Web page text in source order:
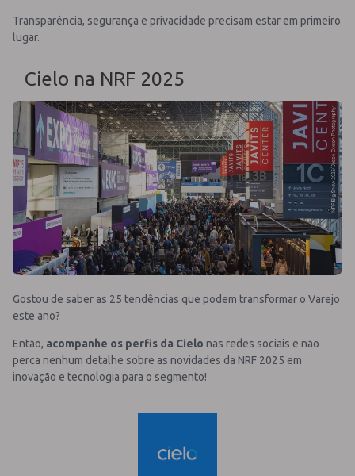
Transparência, segurança e privacidade precisam estar em primeiro
lugar.
Cielo na NRF 2025
Gostou de saber as 25 tendências que podem transformar o Varejo
este ano?
Então, acompanhe os perfis da Cielo nas redes sociais e não
perca nenhum detalhe sobre as novidades da NRF 2025 em
inovação e tecnologia para o segmento!